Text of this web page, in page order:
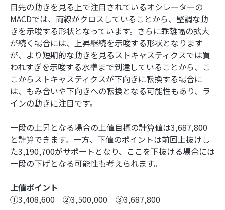
目先の動きを見る上で注目されているオシレーターの
MACDでは、両線がクロスしていることから、堅調な動
きを示唆する形状となっています。さらに乖離幅の拡大
が続く場合には、上昇継続を示唆する形状となります
が、より短期的な動きを見るストキャスティクスでは買
われすぎを示唆する水準まで到達していることから、こ
こからストキャスティクスが下向きに転換する場合に
は、もみ合いや下向きへの転換となる可能性もあり、ラ
インの動きに注目です。
一段の上昇となる場合の上値目標の計算値は3,687,800
と計算できます。一方、下値のポイントは前回上抜けし
た3,190,700がサポートとなり、ここを下抜ける場合には
一段の下げとなる可能性も考えられます。
上値ポイント
➀3,408,600 ②3,500,000 ③3,687,800